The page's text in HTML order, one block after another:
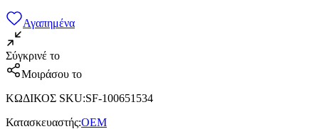
Αγαπημένα
Σύγκρινέ το
Μοιράσου το
ΚΩΔΙΚΟΣ SKU:SF-100651534
Κατασκευαστής:OEM